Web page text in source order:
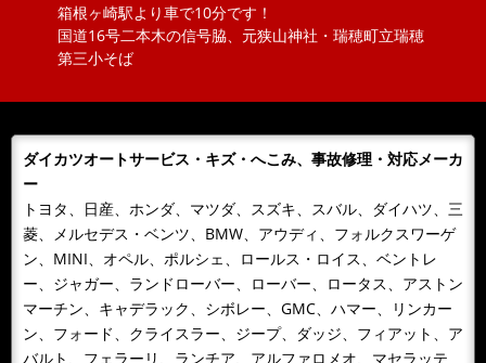
2018/11/20 NEWS
ボジョレーヌーボ！！
客様にその年のボジョレーをさしあげております。ご購
入の皆様 ありがとうございまし...
カレンダーをお送りします。
今年もあとわずか、来年のカレンダーが届きました！！
日頃、お世話になっているお客様へお届けいたします。
どうぞよろしくお願いいたします...
2018/10/09
NEWS
１０月９日 整備主任者技術講習
箱根ヶ崎駅より車で10分です！
国道16号二本木の信号脇、元狭山神社・瑞穂町立瑞穂
第三小そば
ダイカツオートサービス・キズ・へこみ、事故修理・対応メーカ
ー
トヨタ、日産、ホンダ、マツダ、スズキ、スバル、ダイハツ、三
菱、メルセデス・ベンツ、BMW、アウディ、フォルクスワーゲ
ン、MINI、オペル、ポルシェ、ロールス・ロイス、ベントレ
ー、ジャガー、ランドローバー、ローバー、ロータス、アストン
マーチン、キャデラック、シボレー、GMC、ハマー、リンカー
ン、フォード、クライスラー、ジープ、ダッジ、フィアット、ア
バルト、フェラーリ、ランチア、アルファロメオ、マセラッテ